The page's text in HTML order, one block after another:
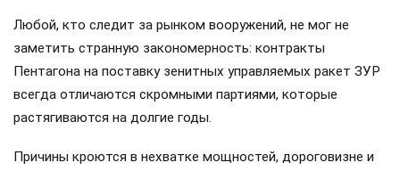
Любой, кто следит за рынком вооружений, не мог не
заметить странную закономерность: контракты
Пентагона на поставку зенитных управляемых ракет ЗУР
всегда отличаются скромными партиями, которые
растягиваются на долгие годы.
Причины кроются в нехватке мощностей, дороговизне и